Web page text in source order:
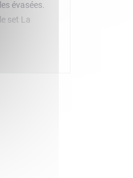
évasées.
set La
pivoter les
ils